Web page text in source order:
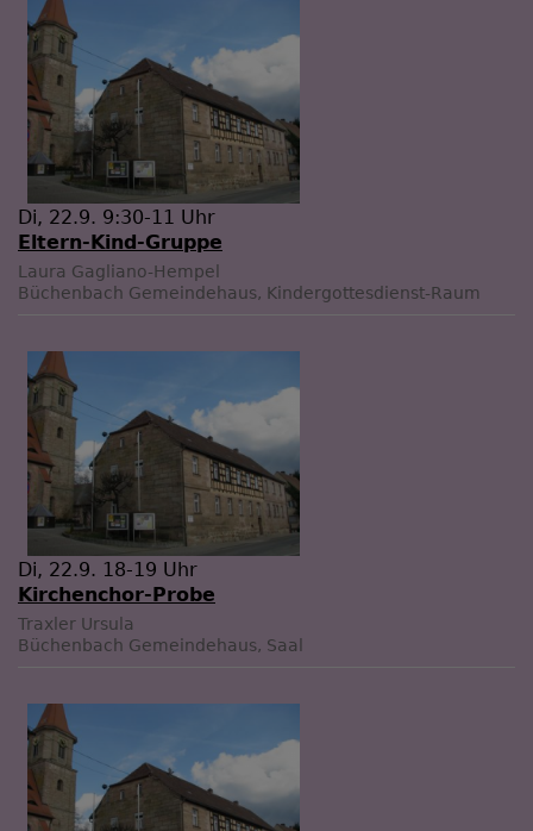
Di, 22.9. 9:30-11 Uhr
Eltern-Kind-Gruppe
Laura Gagliano-Hempel
Büchenbach Gemeindehaus, Kindergottesdienst-Raum
Di, 22.9. 18-19 Uhr
Kirchenchor-Probe
Traxler Ursula
Büchenbach Gemeindehaus, Saal